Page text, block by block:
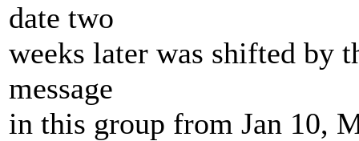
date two
weeks later was shifted by
message
in this group from Jan 10,